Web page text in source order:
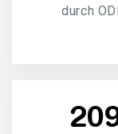
durch